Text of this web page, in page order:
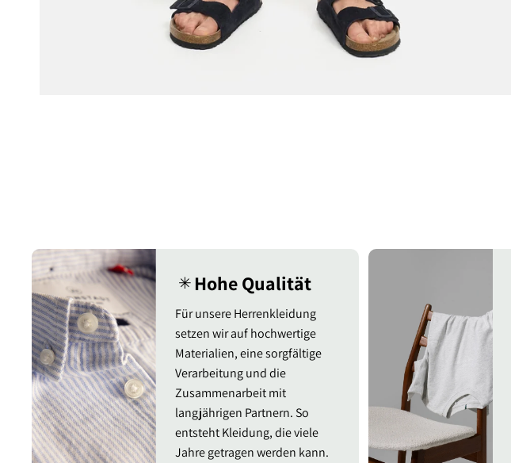
✳︎Hohe Qualität
Für unsere Herrenkleidung
setzen wir auf hochwertige
Materialien, eine sorgfältige
Verarbeitung und die
Zusammenarbeit mit
langjährigen Partnern. So
entsteht Kleidung, die viele
Jahre getragen werden kann.